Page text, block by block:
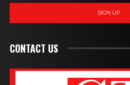
SIGN UP
CONTACT US